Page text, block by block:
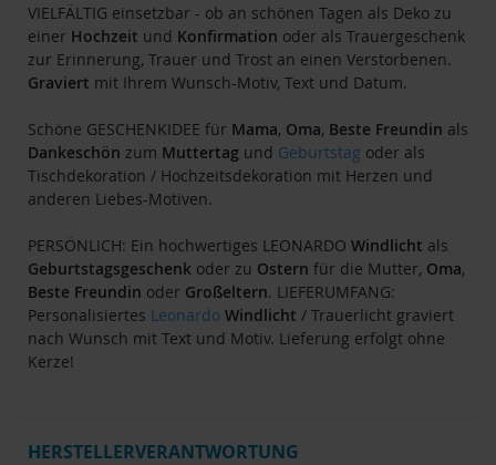
VIELFÄLTIG einsetzbar - ob an schönen Tagen als Deko zu
einer Hochzeit und Konfirmation oder als Trauergeschenk
zur Erinnerung, Trauer und Trost an einen Verstorbenen.
Graviert mit Ihrem Wunsch-Motiv, Text und Datum.
Schöne GESCHENKIDEE für Mama, Oma, Beste Freundin als
Dankeschön zum Muttertag und Geburtstag oder als
Tischdekoration / Hochzeitsdekoration mit Herzen und
anderen Liebes-Motiven.
PERSÖNLICH: Ein hochwertiges LEONARDO Windlicht als
Geburtstagsgeschenk oder zu Ostern für die Mutter, Oma,
Beste Freundin oder Großeltern. LIEFERUMFANG:
Personalisiertes Leonardo Windlicht / Trauerlicht graviert
nach Wunsch mit Text und Motiv. Lieferung erfolgt ohne
Kerze!
HERSTELLERVERANTWORTUNG